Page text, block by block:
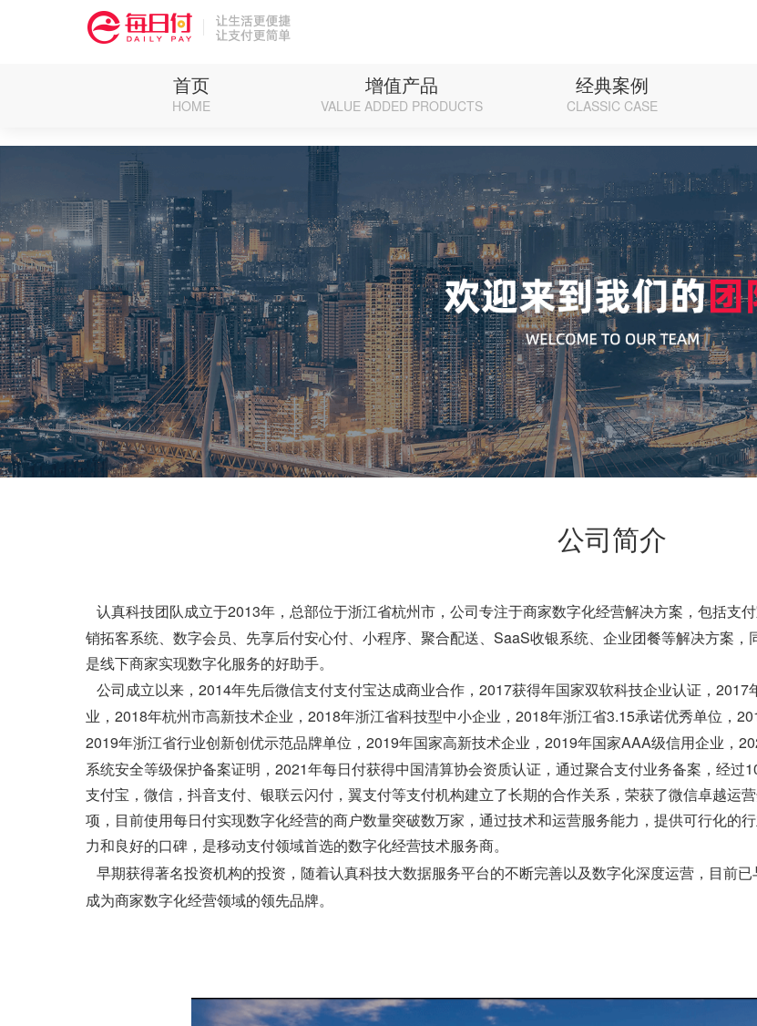
Deprecated: Function eregi() is deprecated in /weipan/renzhen/source/core/run.php on line 71
首页
HOME
增值产品
VALUE ADDED PRODUCTS
经典案例
CLASSIC CASE
公司简介
认真科技团队成立于2013年，总部位于浙江省杭州市，公司专注于商家数字化经营解决方案，包括支
销拓客系统、数字会员、先享后付安心付、小程序、聚合配送、SaaS收银系统、企业团餐等解决方案，
是线下商家实现数字化服务的好助手。
公司成立以来，2014年先后微信支付支付宝达成商业合作，2017获得年国家双软科技企业认证，2017
业，2018年杭州市高新技术企业，2018年浙江省科技型中小企业，2018年浙江省3.15承诺优秀单位，
2019年浙江省行业创新创优示范品牌单位，2019年国家高新技术企业，2019年国家AAA级信用企业，
系统安全等级保护备案证明，2021年每日付获得中国清算协会资质认证，通过聚合支付业务备案，经过
支付宝，微信，抖音支付、银联云闪付，翼支付等支付机构建立了长期的合作关系，荣获了微信卓越运
项，目前使用每日付实现数字化经营的商户数量突破数万家，通过技术和运营服务能力，提供可行化的
力和良好的口碑，是移动支付领域首选的数字化经营技术服务商。
早期获得著名投资机构的投资，随着认真科技大数据服务平台的不断完善以及数字化深度运营，目前已
成为商家数字化经营领域的领先品牌。